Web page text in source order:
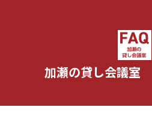
加瀬の貸し会議室